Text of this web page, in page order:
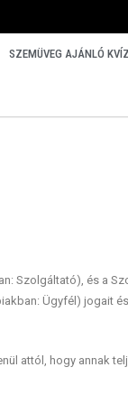
SZEMÜVEG AJÁNLÓ KVÍZ
Szolgáltató), és a
Ügyfél) jogait és
attól, hogy annak